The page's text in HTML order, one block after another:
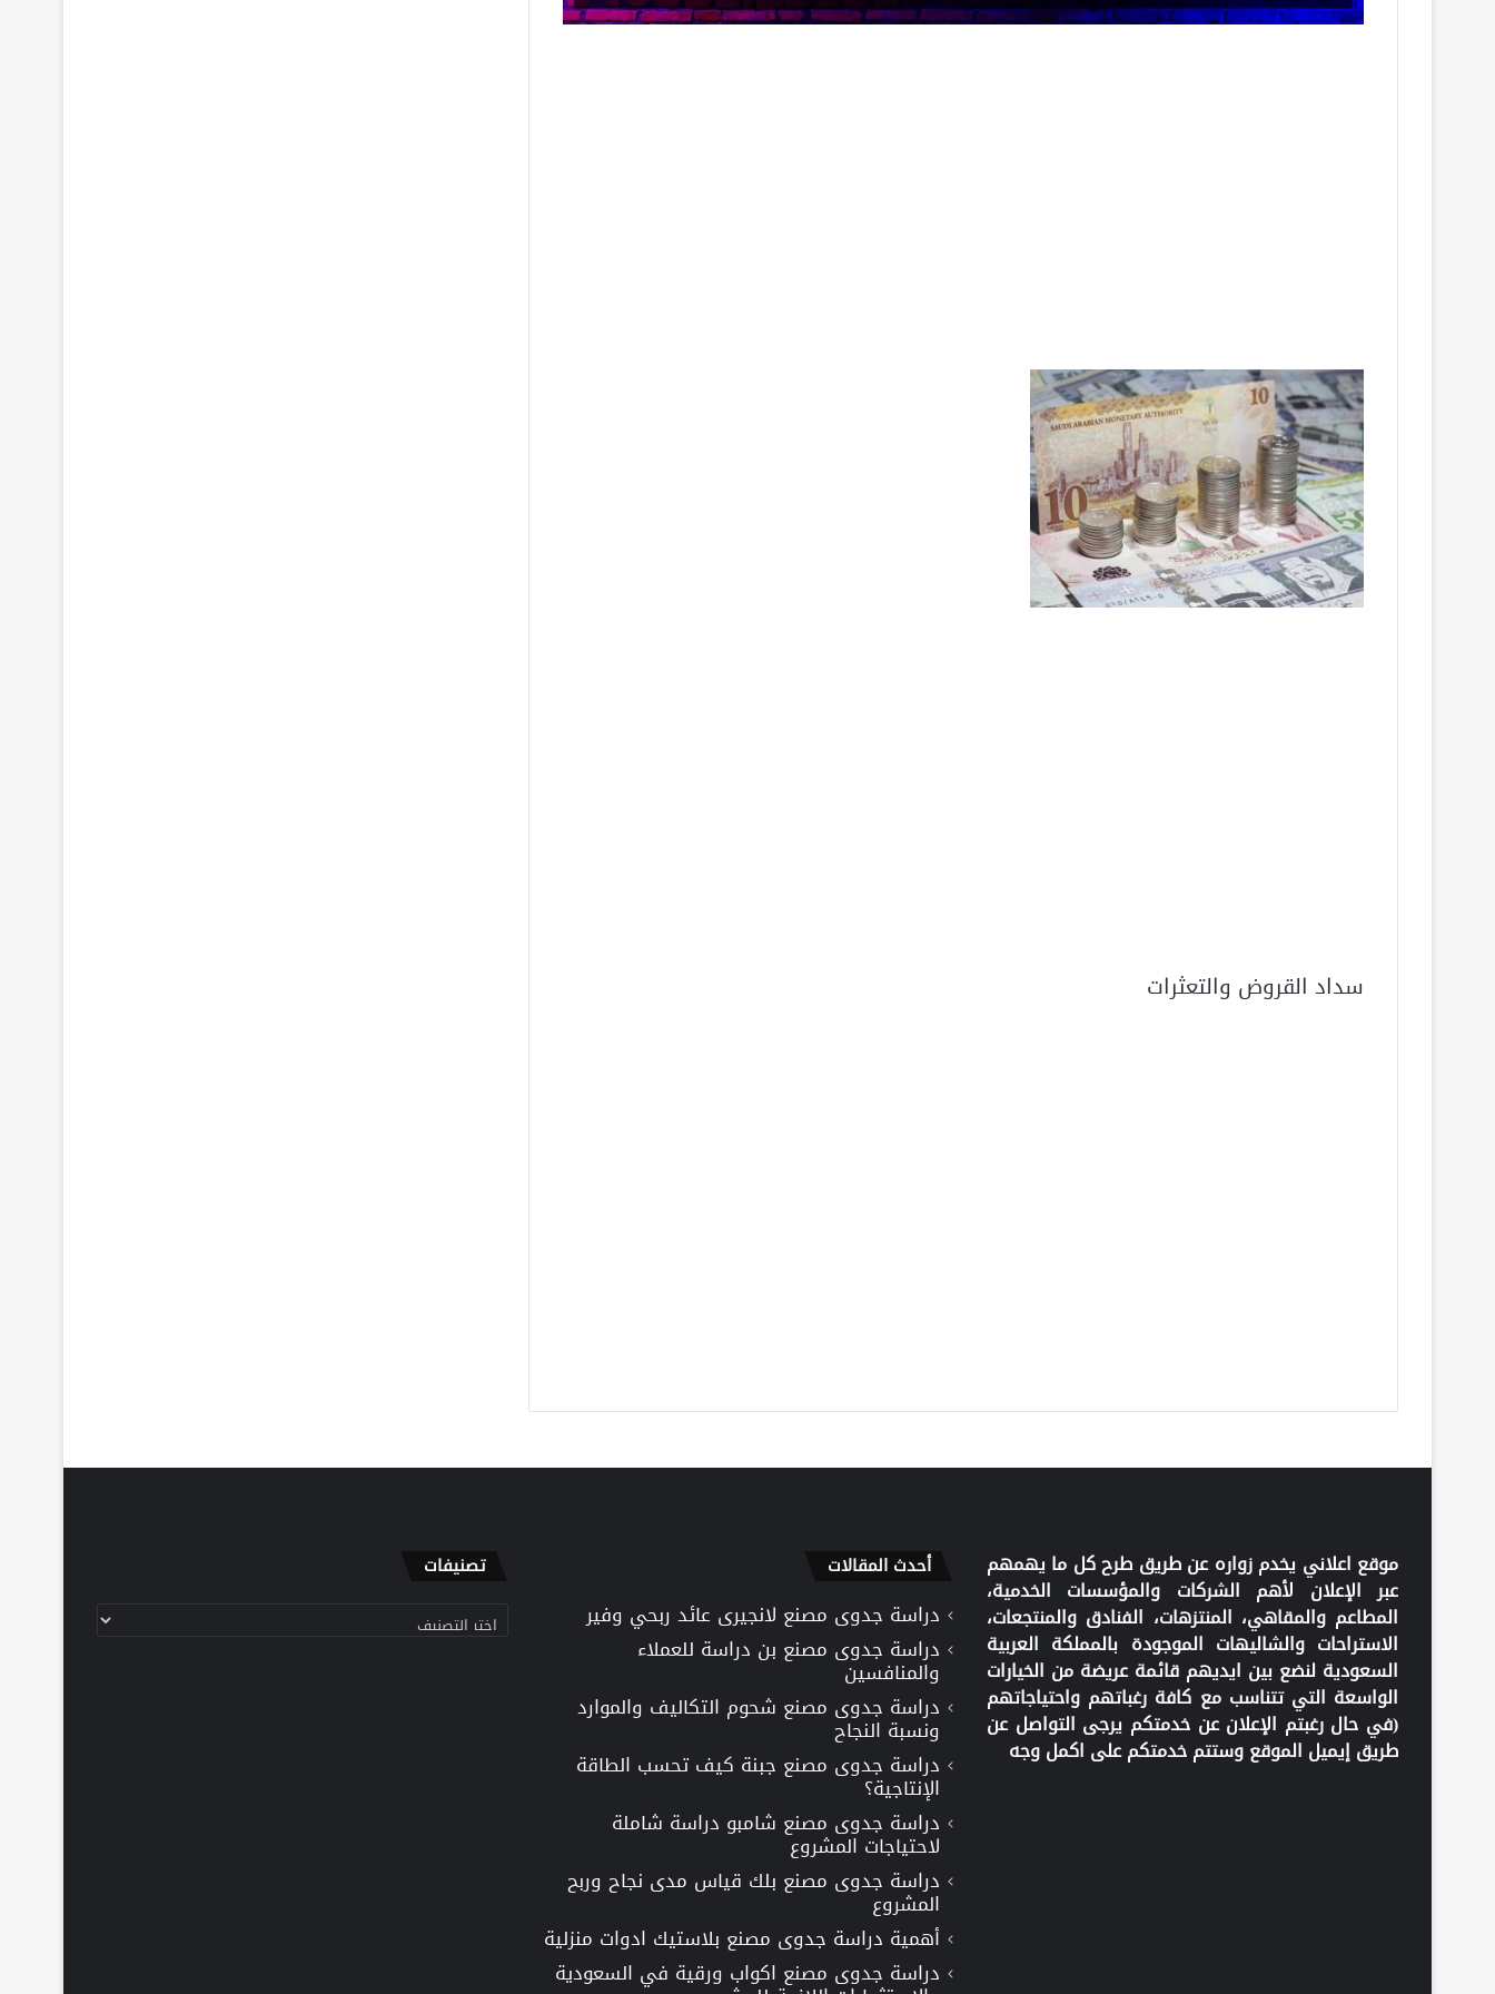
سداد القروض والتعثرات
موقع اعلاني يخدم زواره عن طريق طرح كل ما يهمهم
عبر الإعلان لأهم الشركات والمؤسسات الخدمية،
المطاعم والمقاهي، المنتزهات، الفنادق والمنتجعات،
الاستراحات والشاليهات الموجودة بالمملكة العربية
السعودية لنضع بين ايديهم قائمة عريضة من الخيارات
الواسعة التي تتناسب مع كافة رغباتهم واحتياجاتهم
(في حال رغبتم الإعلان عن خدمتكم يرجى التواصل عن
طريق إيميل الموقع وستتم خدمتكم على اكمل وجه
أحدث المقالات
دراسة جدوى مصنع لانجيرى عائد ربحي وفير
دراسة جدوى مصنع بن دراسة للعملاء
والمنافسين
دراسة جدوى مصنع شحوم التكاليف والموارد
ونسبة النجاح
دراسة جدوى مصنع جبنة كيف تحسب الطاقة
الإنتاجية؟
دراسة جدوى مصنع شامبو دراسة شاملة
لاحتياجات المشروع
دراسة جدوى مصنع بلك قياس مدى نجاح وربح
المشروع
أهمية دراسة جدوى مصنع بلاستيك ادوات منزلية
دراسة جدوى مصنع اكواب ورقية في السعودية
تصنيفات
تصنيفات